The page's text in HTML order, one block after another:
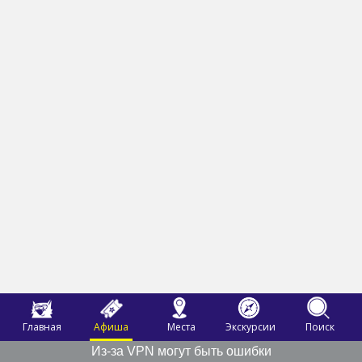
Главная Афиша Места Экскурсии
Поиск
Из-за VPN могут быть ошибки